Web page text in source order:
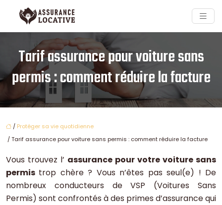
Tarif assurance pour voiture sans
permis : comment réduire la facture
/ Protéger sa vie quotidienne
/ Tarif assurance pour voiture sans permis : comment réduire la facture
Vous trouvez l’ assurance pour votre voiture sans
permis trop chère ? Vous n’êtes pas seul(e) ! De
nombreux conducteurs de VSP (Voitures Sans
Permis) sont confrontés à des primes d’assurance qui